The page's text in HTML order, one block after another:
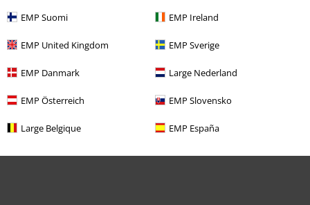
EMP Suomi EMP Ireland
EMP United Kingdom EMP Sverige
EMP Danmark Large Nederland
EMP Österreich EMP Slovensko
Large Belgique EMP España